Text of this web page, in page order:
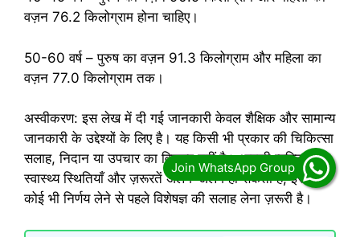
वज़न 76.2 किलोग्राम होना चाहिए।
50-60 वर्ष – पुरुष का वज़न 91.3 किलोग्राम और महिला का
वज़न 77.0 किलोग्राम तक।
अस्वीकरण: इस लेख में दी गई जानकारी केवल शैक्षिक और सामान्य
जानकारी के उद्देश्यों के लिए है। यह किसी भी प्रकार की चिकित्सा
सलाह, निदान या उपचार का विकल्प नहीं है। आपकी व्यक्तिगत
स्वास्थ्य स्थितियाँ और ज़रूरतें अलग-अलग हो सकती हैं, इसलिए
कोई भी निर्णय लेने से पहले विशेषज्ञ की सलाह लेना ज़रूरी है।